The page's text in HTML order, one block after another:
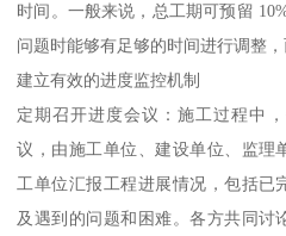
时间。一般来说，总工期可预留
问题时能够有足够的时间进行调整，
建立有效的进度监控机制
定期召开进度会议：施工过程中
议，由施工单位、建设单位、监理
工单位汇报工程进展情况，包括已
及遇到的问题和困难。各方共同讨